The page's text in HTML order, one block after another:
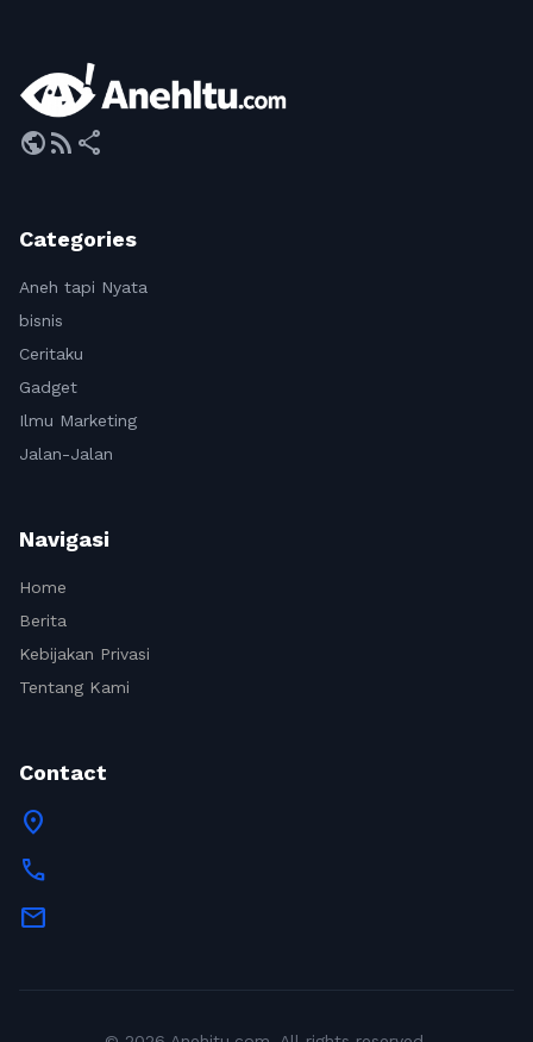
publicrss_feed share
Categories
Aneh tapi Nyata
bisnis
Ceritaku
Gadget
Ilmu Marketing
Jalan-Jalan
Navigasi
Home
Berita
Kebijakan Privasi
Tentang Kami
Contact
location_on
call
mail